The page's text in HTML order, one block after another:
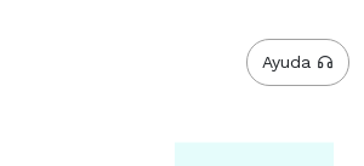
Ayuda